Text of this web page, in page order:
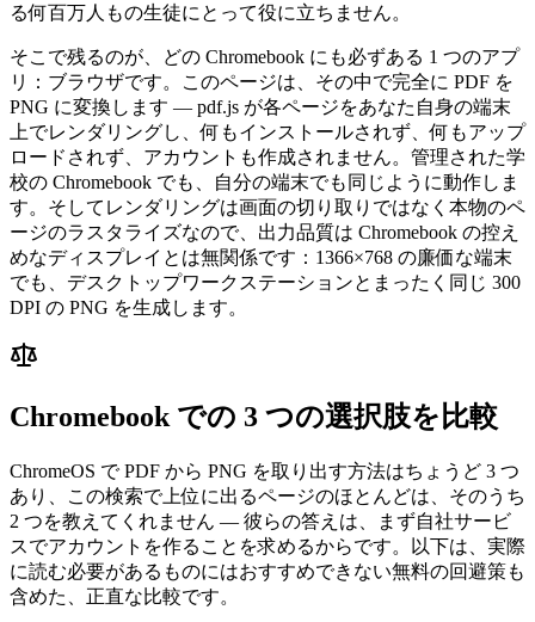
る何百万人もの生徒にとって役に立ちません。
そこで残るのが、どの Chromebook にも必ずある 1 つのアプ
リ：ブラウザです。このページは、その中で完全に PDF を
PNG に変換します — pdf.js が各ページをあなた自身の端末
上でレンダリングし、何もインストールされず、何もアップ
ロードされず、アカウントも作成されません。管理された学
校の Chromebook でも、自分の端末でも同じように動作しま
す。そしてレンダリングは画面の切り取りではなく本物のペ
ージのラスタライズなので、出力品質は Chromebook の控え
めなディスプレイとは無関係です：1366×768 の廉価な端末
でも、デスクトップワークステーションとまったく同じ 300
DPI の PNG を生成します。
Chromebook での 3 つの選択肢を比較
ChromeOS で PDF から PNG を取り出す方法はちょうど 3 つ
あり、この検索で上位に出るページのほとんどは、そのうち
2 つを教えてくれません — 彼らの答えは、まず自社サービ
スでアカウントを作ることを求めるからです。以下は、実際
に読む必要があるものにはおすすめできない無料の回避策も
含めた、正直な比較です。